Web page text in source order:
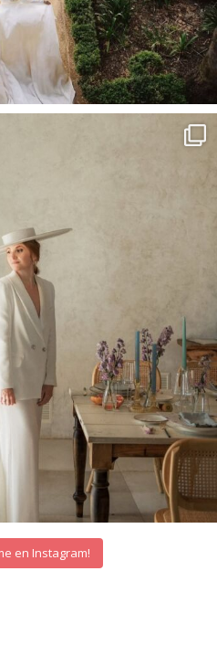
en Instagram!